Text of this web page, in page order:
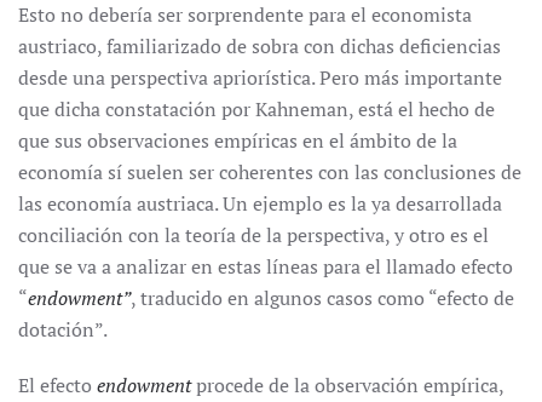
Esto no debería ser sorprendente para el economista
austriaco, familiarizado de sobra con dichas deficiencias
desde una perspectiva apriorística. Pero más importante
que dicha constatación por Kahneman, está el hecho de
que sus observaciones empíricas en el ámbito de la
economía sí suelen ser coherentes con las conclusiones de
las economía austriaca. Un ejemplo es la ya desarrollada
conciliación con la teoría de la perspectiva, y otro es el
que se va a analizar en estas líneas para el llamado efecto
“endowment”, traducido en algunos casos como “efecto de
dotación”.
El efecto endowmentprocede de la observación empírica,